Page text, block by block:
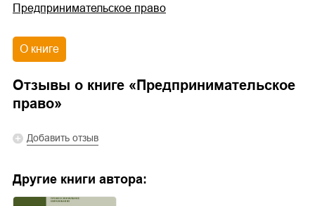
Предпринимательское право
О книге
Отзывы о книге « Предпринимательское
право»
Добавить отзыв
Другие книги автора: